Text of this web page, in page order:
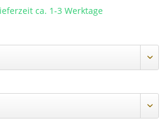
ca. 1-3 Werktage